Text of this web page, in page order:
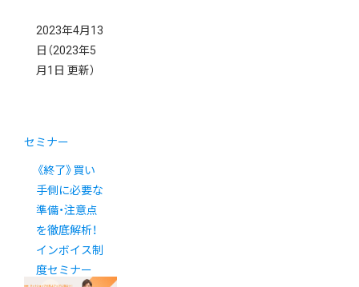
2023年4月13
日 （2023年5
月1日 更新）
セミナー
《終了》買い
手側に必要な
準備・注意点
を徹底解析！
インボイス制
度セミナー